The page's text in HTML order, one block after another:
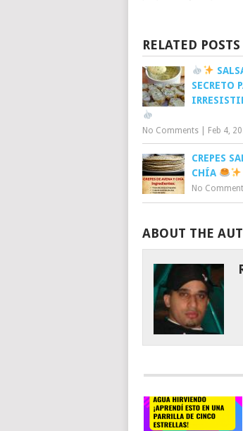
RELATED POSTS
SECRETO
No Comments Feb 4,
CREPES
CHÍA
No
ABOUT THE